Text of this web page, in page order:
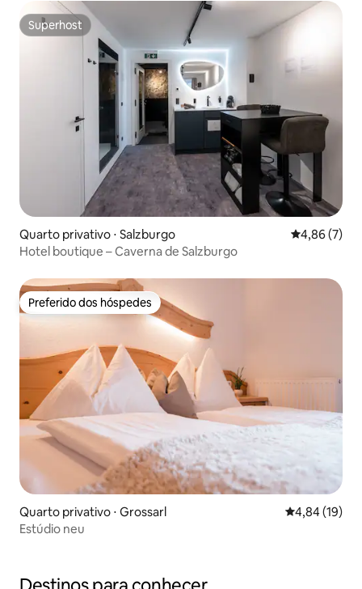
Superhost
Superhost
Quarto privativo ⋅ Salzburgo 4,86 de uma
4,86 (7)
Hotel boutique – Caverna de Salzburgo
Preferido dos hóspedes
Preferido dos hóspedes
Quarto privativo ⋅ Grossarl 4,84 de uma
4,84 (19)
Estúdio neu